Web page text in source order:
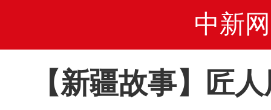
中新网
【新疆故事】匠